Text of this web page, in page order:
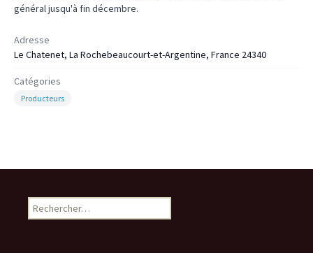
général jusqu'à fin décembre.
Adresse
Le Chatenet, La Rochebeaucourt-et-Argentine, France 24340
Catégories
Producteurs
Rechercher :